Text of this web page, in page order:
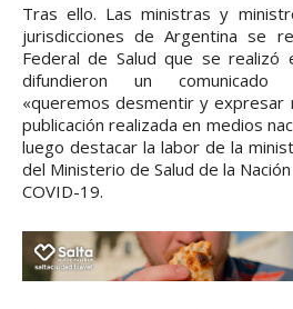
Tras ello. Las ministras y
jurisdicciones de Argentina se
Federal de Salud que se realizó
difundieron un comunicado
«queremos desmentir y expresar
publicación realizada en medios
luego destacar la labor de la
del Ministerio de Salud de la
COVID-19.